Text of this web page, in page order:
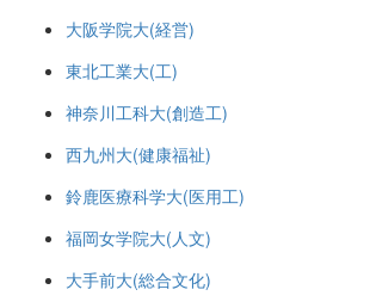
大阪学院大(経営)
東北工業大(工)
神奈川工科大(創造工)
西九州大(健康福祉)
鈴鹿医療科学大(医用工)
福岡女学院大(人文)
大手前大(総合文化)